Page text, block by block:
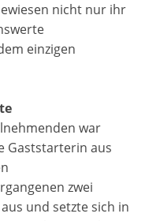
nicht nur ihr
einzigen
war
Gaststarterin aus
zwei
und setzte sich in
zu
der Website.